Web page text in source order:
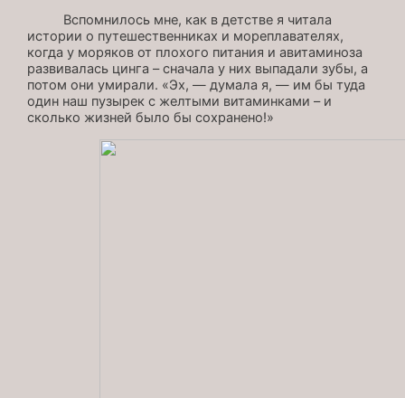
Вспомнилось мне, как в детстве я читала
истории о путешественниках и мореплавателях,
когда у моряков от плохого питания и авитаминоза
развивалась цинга – сначала у них выпадали зубы, а
потом они умирали. «Эх, — думала я, — им бы туда
один наш пузырек с желтыми витаминками – и
сколько жизней было бы сохранено!»